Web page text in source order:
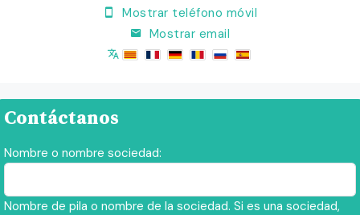
Mostrar teléfono móvil
Mostrar email
Contáctanos
Nombre o nombre sociedad:
Nombre de pila o nombre de la sociedad. Si es una sociedad,